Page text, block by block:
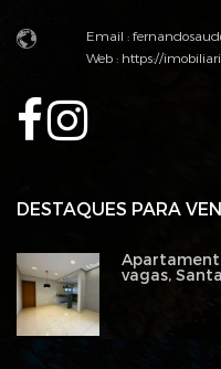
Email :
Web :https://
DESTAQUES PARA
vagas,